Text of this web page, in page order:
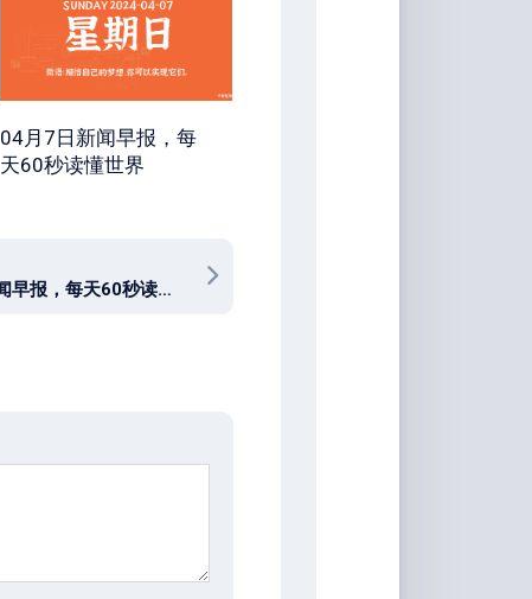
04月7日新闻早报，每
天60秒读懂世界
08月5日新闻早报，每天60秒读懂世界